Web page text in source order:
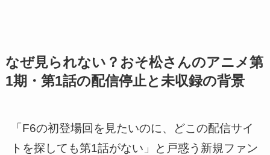
なぜ見られない？おそ松さんのアニメ第
1期・第1話の配信停止と未収録の背景
「F6の初登場回を見たいのに、どこの配信サイ
トを探しても第1話がない」と戸惑う新規ファン